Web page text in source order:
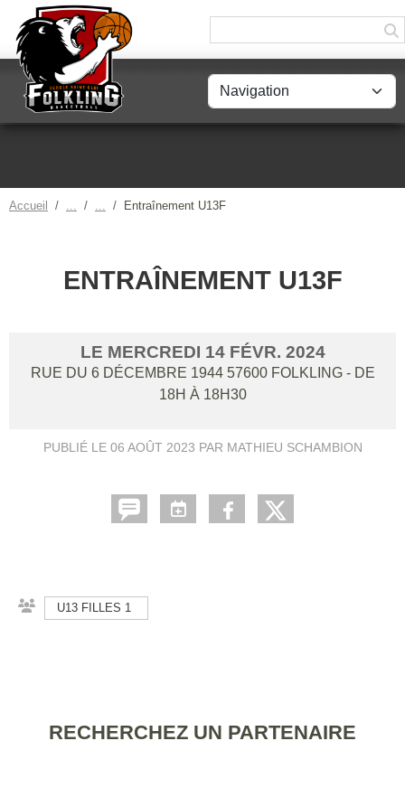
Accueil Entraînement U13F
ENTRAÎNEMENT U13F
LE MERCREDI 14 FÉVR. 2024
RUE DU 6 DÉCEMBRE 1944 57600 FOLKLING - DE
18H À 18H30
PUBLIÉ LE 06 AOÛT 2023 PAR MATHIEU SCHAMBION
U13 FILLES 1
RECHERCHEZ UN PARTENAIRE
Panneau de gestion des cookies